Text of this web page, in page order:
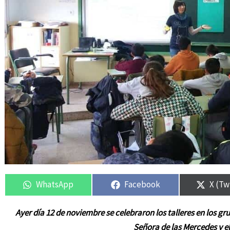
Compartir
en
WhatsApp
Compartir
en
Facebook
en
X
Ayer día 12 de noviembre se celebraron los talleres en los
Señora de las Mercedes y
Compartir
en
Compartir
en en